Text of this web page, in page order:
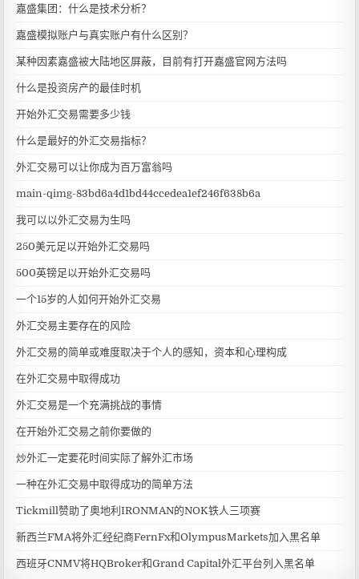
嘉盛集团：什么是技术分析？
嘉盛模拟账户与真实账户有什么区别？
某种因素嘉盛被大陆地区屏蔽，目前有打开嘉盛官网方法吗
什么是投资房产的最佳时机
开始外汇交易需要多少钱
什么是最好的外汇交易指标？
外汇交易可以让你成为百万富翁吗
main-qimg-83bd6a4d1bd44ccedea1ef246f638b6a
我可以以外汇交易为生吗
250美元足以开始外汇交易吗
500英镑足以开始外汇交易吗
一个15岁的人如何开始外汇交易
外汇交易主要存在的风险
外汇交易的简单或难度取决于个人的感知，资本和心理构成
在外汇交易中取得成功
外汇交易是一个充满挑战的事情
在开始外汇交易之前你要做的
炒外汇一定要花时间实际了解外汇市场
一种在外汇交易中取得成功的简单方法
Tickmill赞助了奥地利IRONMAN的NOK铁人三项赛
新西兰FMA将外汇经纪商FernFx和OlympusMarkets加入黑名单
西班牙CNMV将HQBroker和Grand Capital外汇平台列入黑名单